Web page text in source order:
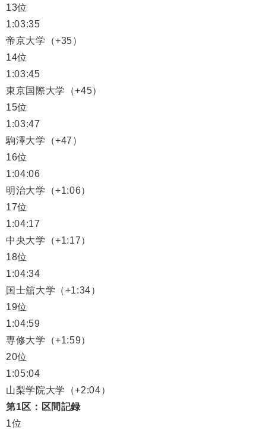
13位
1:03:35
帝京大学（+35）
14位
1:03:45
東京国際大学（+45）
15位
1:03:47
駒澤大学（+47）
16位
1:04:06
明治大学（+1:06）
17位
1:04:17
中央大学（+1:17）
18位
1:04:34
国士舘大学（+1:34）
19位
1:04:59
専修大学（+1:59）
20位
1:05:04
山梨学院大学（+2:04）
第1区：区間記録
1位